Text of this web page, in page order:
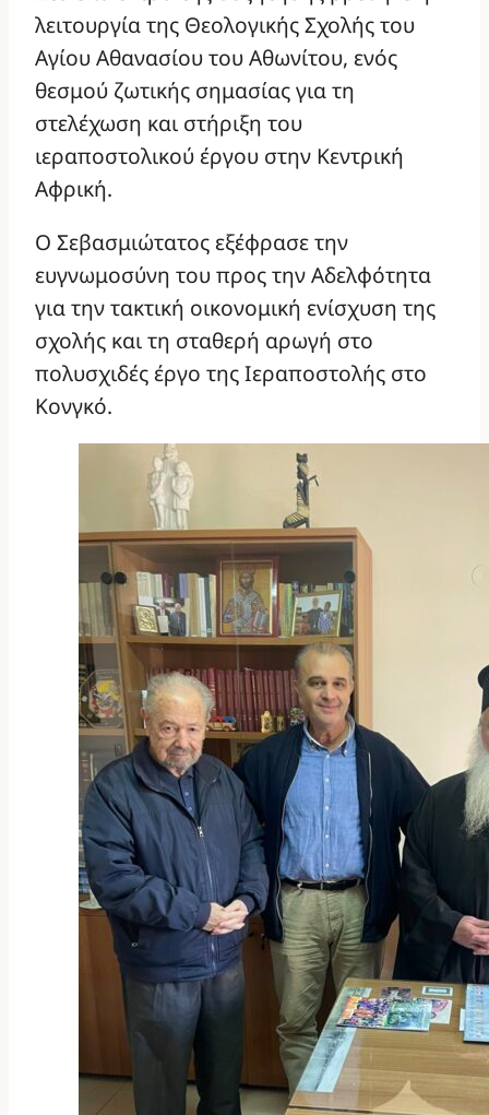
λειτουργία της Θεολογικής Σχολής του
Αγίου Αθανασίου του Αθωνίτου, ενός
θεσμού ζωτικής σημασίας για τη
στελέχωση και στήριξη του
ιεραποστολικού έργου στην Κεντρική
Αφρική.
Ο Σεβασμιώτατος εξέφρασε την
ευγνωμοσύνη του προς την Αδελφότητα
για την τακτική οικονομική ενίσχυση της
σχολής και τη σταθερή αρωγή στο
πολυσχιδές έργο της Ιεραποστολής στο
Κονγκό.